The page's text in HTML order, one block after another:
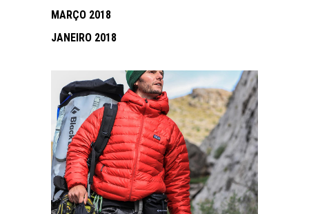
MARÇO 2018
JANEIRO 2018